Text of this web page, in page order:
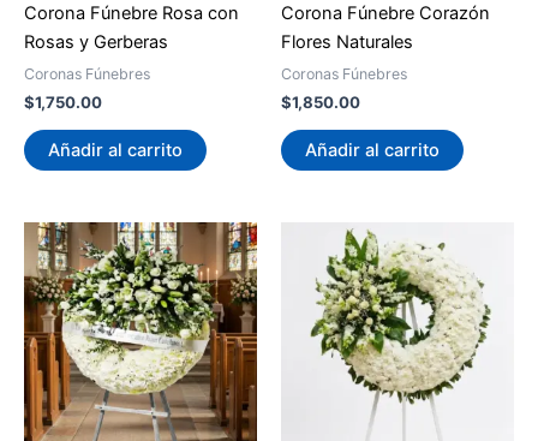
Corona Fúnebre Rosa con
Rosas y Gerberas
Coronas Fúnebres
$1,750.00
Añadir al carrito
Corona Fúnebre Corazón
Flores Naturales
Coronas Fúnebres
$1,850.00
Añadir al carrito